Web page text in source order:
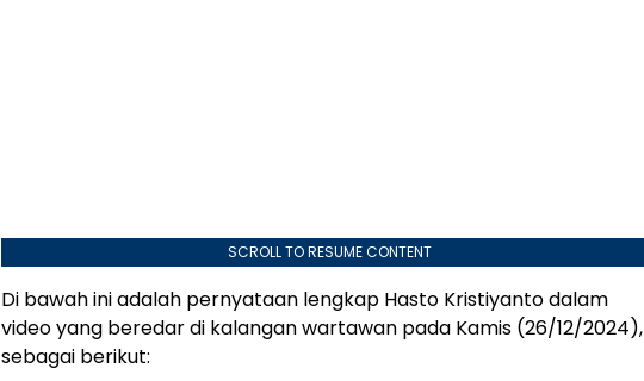
SCROLL TO RESUME CONTENT
Di bawah ini adalah pernyataan lengkap Hasto Kristiyanto dalam
video yang beredar di kalangan wartawan pada Kamis (26/12/2024),
sebagai berikut: